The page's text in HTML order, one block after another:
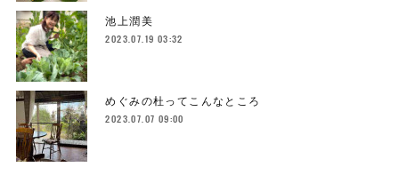
池上潤美
2023.07.19 03:32
めぐみの杜ってこんなところ
2023.07.07 09:00